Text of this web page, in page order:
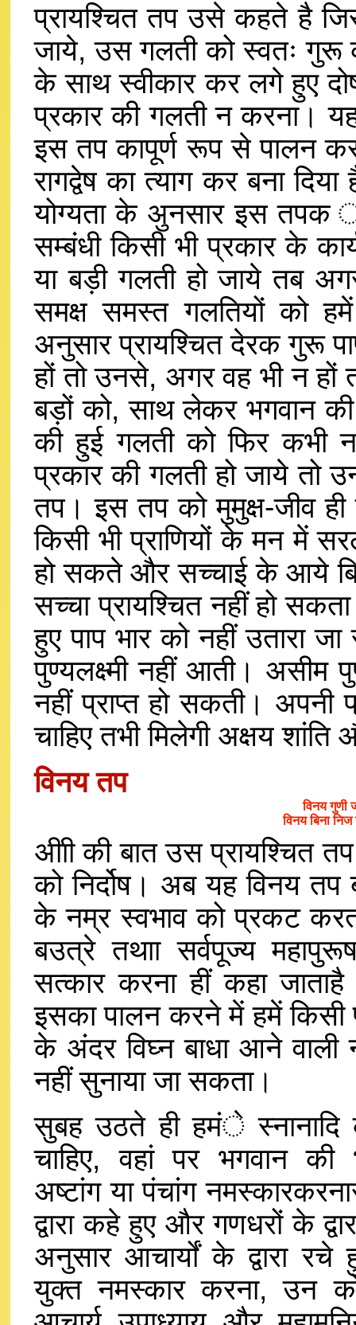
प्रायश्चित तप उसे कहते है
जाये, उस गलती को स्वतः
के साथ स्वीकार कर लगे हुए
प्रकार की गलती न करना। यह
इस तप कापूर्ण रूप से पालन
रागद्वेष का त्याग कर बना
योग्यता के अुनसार इस तपक
सम्बंधी किसी भी प्रकार के
या बड़ी गलती हो जाये तब
समक्ष समस्त गलतियों को
अनुसार प्रायश्चित देरक गुरू
हों तो उनसे, अगर वह भी न हों
बड़ों को, साथ लेकर भगवान की
की हुई गलती को फिर कभी
प्रकार की गलती हो जाये तो
तप। इस तप को मुमुक्ष-जीव
किसी भी प्राणियों के मन में
हो सकते और सच्चाई के आये
सच्चा प्रायश्चित नहीं हो
हुए पाप भार को नहीं उतारा
पुण्यलक्ष्मी नहीं आती। असीम
नहीं प्राप्त हो सकती। अपनी
चाहिए तभी मिलेगी अक्षय
विनय तप
विनय
विनय बिना
अीाी की बात उस प्रायश्चित
को निर्दोष। अब यह विनय
के नम्र स्वभाव को प्रकट
बउत्रे तथाा सर्वपूज्य
सत्कार करना हीं कहा
इसका पालन करने में हमें किसी
के अंदर विघ्न बाधा आने
नहीं सुनाया जा सकता।
सुबह उठते ही हमंे स्नानादि
चाहिए, वहां पर भगवान की
अष्टांग या पंचांग
द्वारा कहे हुए और गणधरों के
अनुसार आचार्यों के द्वारा रचे
युक्त नमस्कार करना, उन